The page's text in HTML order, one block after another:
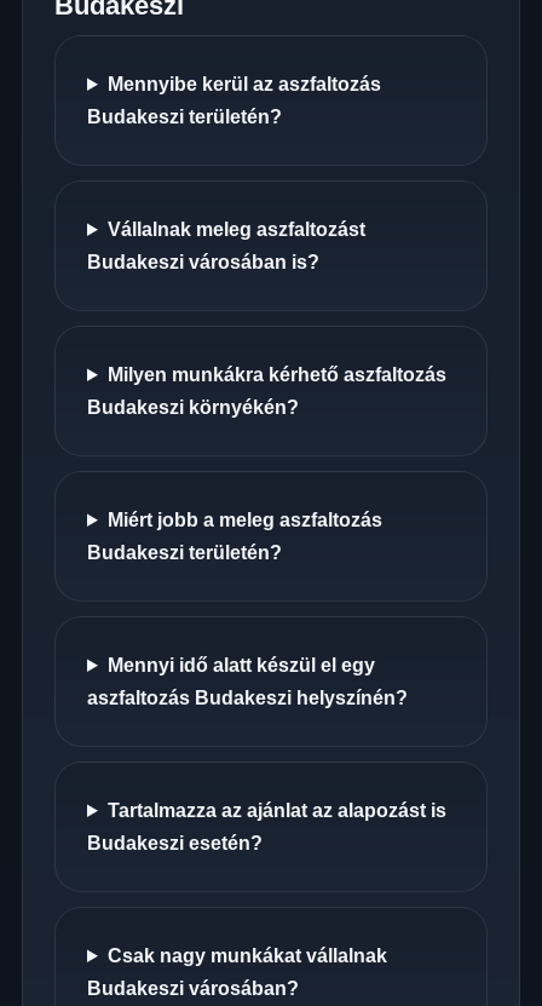
Mennyibe kerül az aszfaltozás
Budakeszi területén?
Vállalnak meleg aszfaltozást
Budakeszi városában is?
Milyen munkákra kérhető aszfaltozás
Budakeszi környékén?
Miért jobb a meleg aszfaltozás
Budakeszi területén?
Mennyi idő alatt készül el egy
aszfaltozás Budakeszi helyszínén?
Tartalmazza az ajánlat az alapozást is
Budakeszi esetén?
Csak nagy munkákat vállalnak
Budakeszi városában?